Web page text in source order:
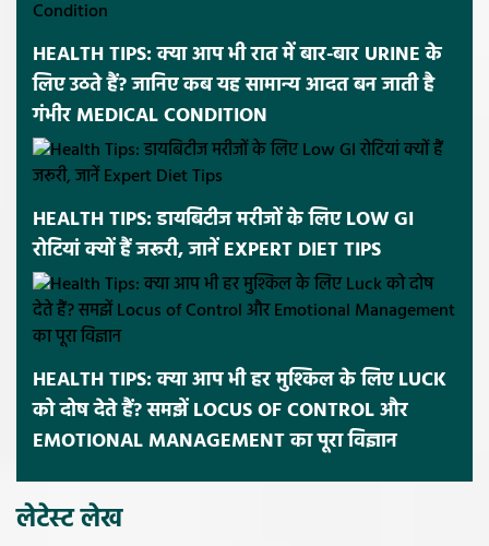
HEALTH TIPS: क्या आप भी रात में बार-बार URINE के
लिए उठते हैं? जानिए कब यह सामान्य आदत बन जाती है
गंभीर MEDICAL CONDITION
HEALTH TIPS: डायबिटीज मरीजों के लिए LOW GI
रोटियां क्यों हैं जरूरी, जानें EXPERT DIET TIPS
HEALTH TIPS: क्या आप भी हर मुश्किल के लिए LUCK
को दोष देते हैं? समझें LOCUS OF CONTROL और
EMOTIONAL MANAGEMENT का पूरा विज्ञान
लेटेस्ट लेख